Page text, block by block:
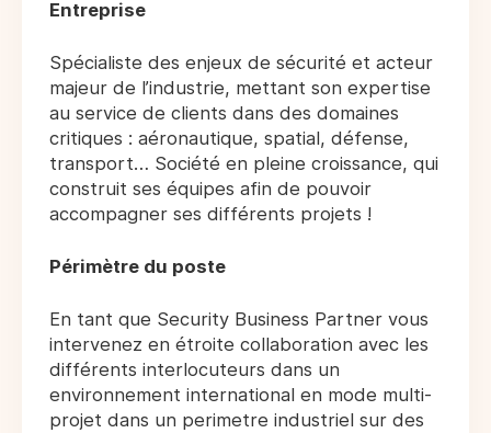
Entreprise
Spécialiste des enjeux de sécurité et acteur
majeur de l’industrie, mettant son expertise
au service de clients dans des domaines
critiques : aéronautique, spatial, défense,
transport… Société en pleine croissance, qui
construit ses équipes afin de pouvoir
accompagner ses différents projets !
Périmètre du poste
En tant que Security Business Partner vous
intervenez en étroite collaboration avec les
différents interlocuteurs dans un
environnement international en mode multi-
projet dans un perimetre industriel sur des